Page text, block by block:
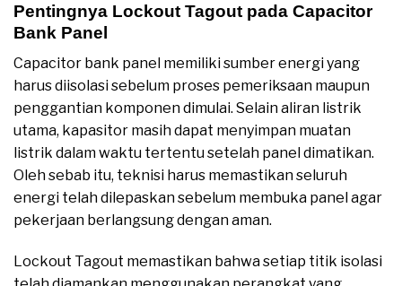
Pentingnya Lockout Tagout pada Capacitor
Bank Panel
Capacitor bank panel memiliki sumber energi yang
harus diisolasi sebelum proses pemeriksaan maupun
penggantian komponen dimulai. Selain aliran listrik
utama, kapasitor masih dapat menyimpan muatan
listrik dalam waktu tertentu setelah panel dimatikan.
Oleh sebab itu, teknisi harus memastikan seluruh
energi telah dilepaskan sebelum membuka panel agar
pekerjaan berlangsung dengan aman.
Lockout Tagout memastikan bahwa setiap titik isolasi